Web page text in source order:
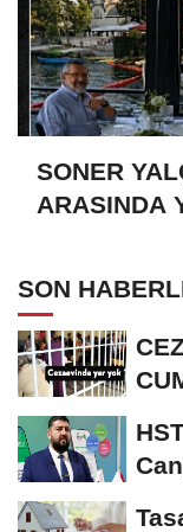
SONER
ARASINDA
SON